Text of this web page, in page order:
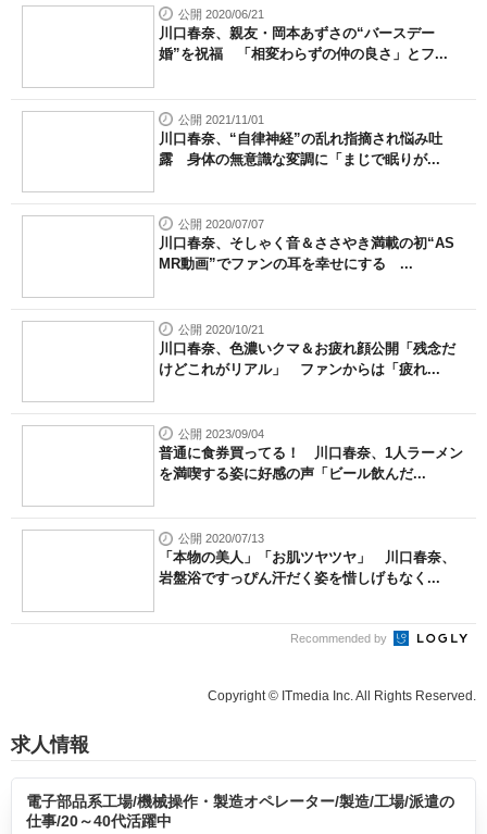
公開 2020/06/21
川口春奈、親友・岡本あずさの“バースデー
婚”を祝福 「相変わらずの仲の良さ」とフ...
公開 2021/11/01
川口春奈、“自律神経”の乱れ指摘され悩み吐
露 身体の無意識な変調に「まじで眠りが...
公開 2020/07/07
川口春奈、そしゃく音＆ささやき満載の初“AS
MR動画”でファンの耳を幸せにする ...
公開 2020/10/21
川口春奈、色濃いクマ＆お疲れ顔公開「残念だ
けどこれがリアル」 ファンからは「疲れ...
公開 2023/09/04
普通に食券買ってる！ 川口春奈、1人ラーメン
を満喫する姿に好感の声「ビール飲んだ...
公開 2020/07/13
「本物の美人」「お肌ツヤツヤ」 川口春奈、
岩盤浴ですっぴん汗だく姿を惜しげもなく...
Recommended by
Copyright © ITmedia Inc. All Rights Reserved.
求人情報
電子部品系工場/機械操作・製造オペレーター/製造/工場/派遣の
仕事/20～40代活躍中